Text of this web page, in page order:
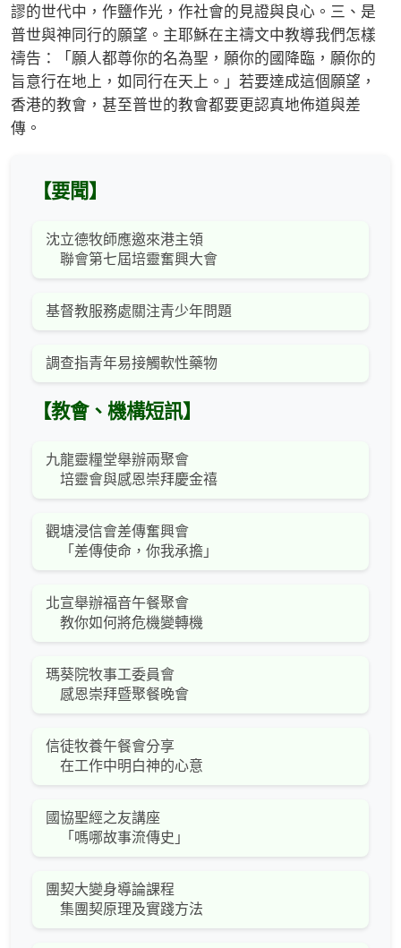
謬的世代中，作鹽作光，作社會的見證與良心。三、是
普世與神同行的願望。主耶穌在主禱文中教導我們怎樣
禱告：「願人都尊你的名為聖，願你的國降臨，願你的
旨意行在地上，如同行在天上。」若要達成這個願望，
香港的教會，甚至普世的教會都要更認真地佈道與差
傳。
【要聞】
沈立德牧師應邀來港主領
聯會第七屆培靈奮興大會
基督教服務處關注青少年問題
調查指青年易接觸軟性藥物
【教會、機構短訊】
九龍靈糧堂舉辦兩聚會
培靈會與感恩崇拜慶金禧
觀塘浸信會差傳奮興會
「差傳使命，你我承擔」
北宣舉辦福音午餐聚會
教你如何將危機變轉機
瑪葵院牧事工委員會
感恩崇拜暨聚餐晚會
信徒牧養午餐會分享
在工作中明白神的心意
國協聖經之友講座
「嗎哪故事流傳史」
團契大變身導論課程
集團契原理及實踐方法